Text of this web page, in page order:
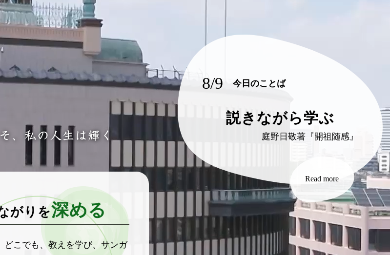
、 私の人生は輝く
がりを深める
どこでも、教えを学び、サンガ
8/9 今日のことば
説きながら学ぶ
庭野日敬著『開祖随感』
Read more